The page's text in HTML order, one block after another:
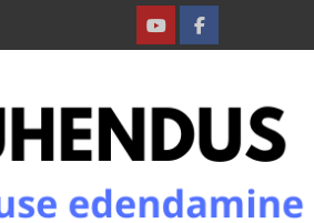
YoutubeFacebook